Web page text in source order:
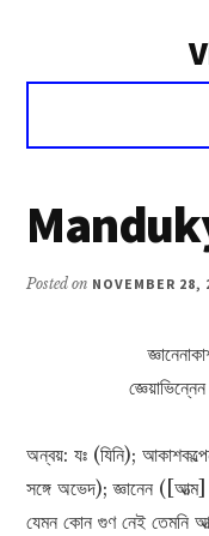
Voice
Vivekananda
Posted on NOVEMBER 28,
অন্বয়: যঃ (যিনি);
সঙ্গে অভেদ); জ্ঞানেন ([আত্ম]
যেমন কোন গুণ নেই তেমনি